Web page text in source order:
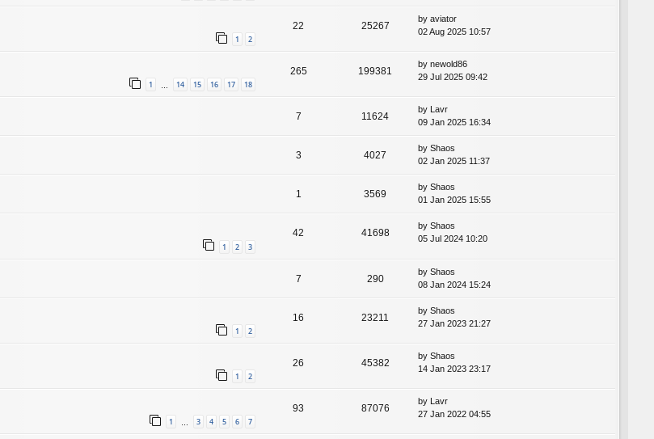
1 2
22 25267
by aviator
02 Aug 2025 10:57
1 … 14 15 16 17 18
265 199381
by newold86
29 Jul 2025 09:42
7 11624
by Lavr
09 Jan 2025 16:34
3 4027
by Shaos
02 Jan 2025 11:37
1 3569
by Shaos
01 Jan 2025 15:55
1 2 3
42 41698
by Shaos
05 Jul 2024 10:20
7 290
by Shaos
08 Jan 2024 15:24
1 2
16 23211
by Shaos
27 Jan 2023 21:27
1 2
26 45382
by Shaos
14 Jan 2023 23:17
1 3 4 5 6 7
93 87076
by Lavr
27 Jan 2022 04:55